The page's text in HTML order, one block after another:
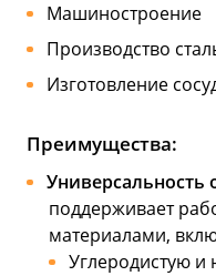
Машиностроение
Производство
Изготовление
Преимущества:
Универсальность
поддерживает
материалами,
Углеродистую